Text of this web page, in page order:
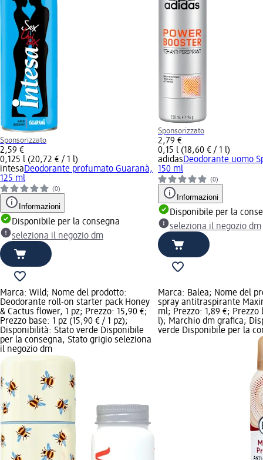
Sponsorizzato
2,59 €
0,125 l (20,72 € / 1 l)
intesaDeodorante profumato Guaranà,
125 ml
(0)
Informazioni
Disponibile per la consegna
seleziona il negozio dm
Sponsorizzato
2,79 €
0,15 l (18,60 € / 1 l)
adidasDeodorante uomo
150 ml
(0)
Informazioni
Disponibile per la
seleziona il negozio dm
Marca: Wild; Nome del prodotto:
Deodorante roll-on starter pack Honey
& Cactus flower, 1 pz; Prezzo: 15,90 €;
Prezzo base: 1 pz (15,90 € / 1 pz);
Disponibilità: Stato verde Disponibile
per la consegna, Stato grigio seleziona
il negozio dm
Marca: Balea; Nome del
spray antitraspirante
ml; Prezzo: 1,89 €; Prezzo
l); Marchio dm grafica;
verde Disponibile per la